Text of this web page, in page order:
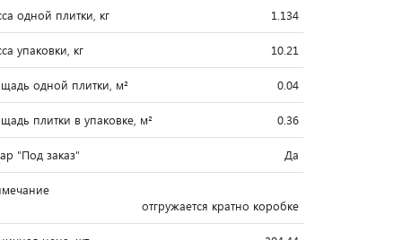
одной плитки, кг 1.134
упаковки, кг 10.21
одной плитки, м² 0.04
плитки в упаковке, м² 0.36
"Под заказ" Да
отгружается кратно коробке